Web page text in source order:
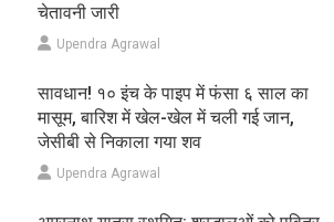
चेतावनी जारी
Upendra Agrawal
सावधान! १० इंच के पाइप में फंसा ६ साल का
मासूम, बारिश में खेल-खेल में चली गई जान,
जेसीबी से निकाला गया शव
Upendra Agrawal